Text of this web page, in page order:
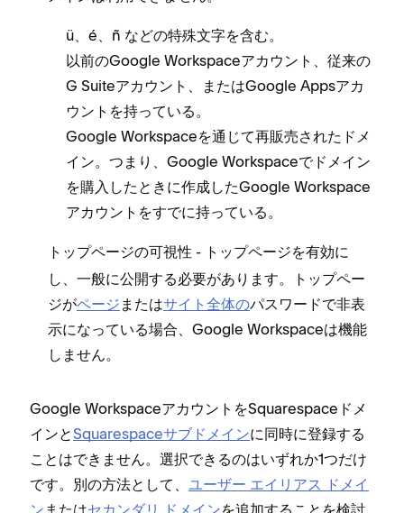
ü⁠、é⁠、ñ などの特殊文字を含む⁠。
以前のGoogle Workspaceアカウント⁠、従来の
G Suiteアカウント⁠、またはGoogle Appsアカ
ウントを持⁠っている⁠。
Google Workspaceを通じて再販売されたドメ
イン⁠。つまり⁠、Google Workspaceでドメイン
を購入したときに作成したGoogle Workspace
アカウントをすでに持⁠っている⁠。
ト⁠ップペ⁠ージの可視性 - ト⁠ップペ⁠ージを有効に
し⁠、一般に公開する必要があります⁠。ト⁠ップペ⁠ー
ジがペ⁠ージ またはサイト全体のパスワ⁠ードで非表
示にな⁠っている場合⁠、Google Workspaceは機能
しません⁠。
Google WorkspaceアカウントをSquarespaceドメ
インとSquarespaceサブドメインに同時に登録する
ことはできません⁠。選択できるのはいずれか1つだけ
です⁠。別の方法として⁠、 ユ⁠ーザ⁠ー エイリアス ドメイ